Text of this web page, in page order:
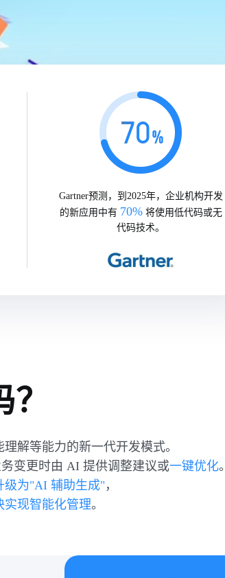
Gartner预测，到2025年，企业机构开发
的新应用中有 70%将使用低代码或无
代码技术。
解等能力的新一代开发模式。
变更时由 AI 提供调整建议或一键优化。
级为"AI 辅助生成"，
实现智能化管理。